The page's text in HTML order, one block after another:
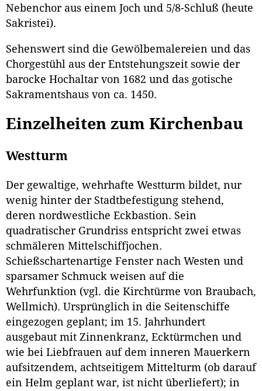
Nebenchor aus einem Joch und 5/8-Schluß (heute
Sakristei).
Sehenswert sind die Gewölbemalereien und das
Chorgestühl aus der Entstehungszeit sowie der
barocke Hochaltar von 1682 und das gotische
Sakramentshaus von ca. 1450.
Einzelheiten zum Kirchenbau
Westturm
Der gewaltige, wehrhafte Westturm bildet, nur
wenig hinter der Stadtbefestigung stehend,
deren nordwestliche Eckbastion. Sein
quadratischer Grundriss entspricht zwei etwas
schmäleren Mittelschiffjochen.
Schießschartenartige Fenster nach Westen und
sparsamer Schmuck weisen auf die
Wehrfunktion (vgl. die Kirchtürme von Braubach,
Wellmich). Ursprünglich in die Seitenschiffe
eingezogen geplant; im 15. Jahrhundert
ausgebaut mit Zinnenkranz, Ecktürmchen und
wie bei Liebfrauen auf dem inneren Mauerkern
aufsitzendem, achtseitigem Mittelturm (ob darauf
ein Helm geplant war, ist nicht überliefert); in